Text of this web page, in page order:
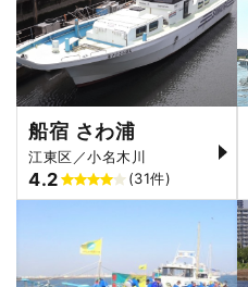
船宿 さわ浦
江東区／小名木川
4.2 (31件)